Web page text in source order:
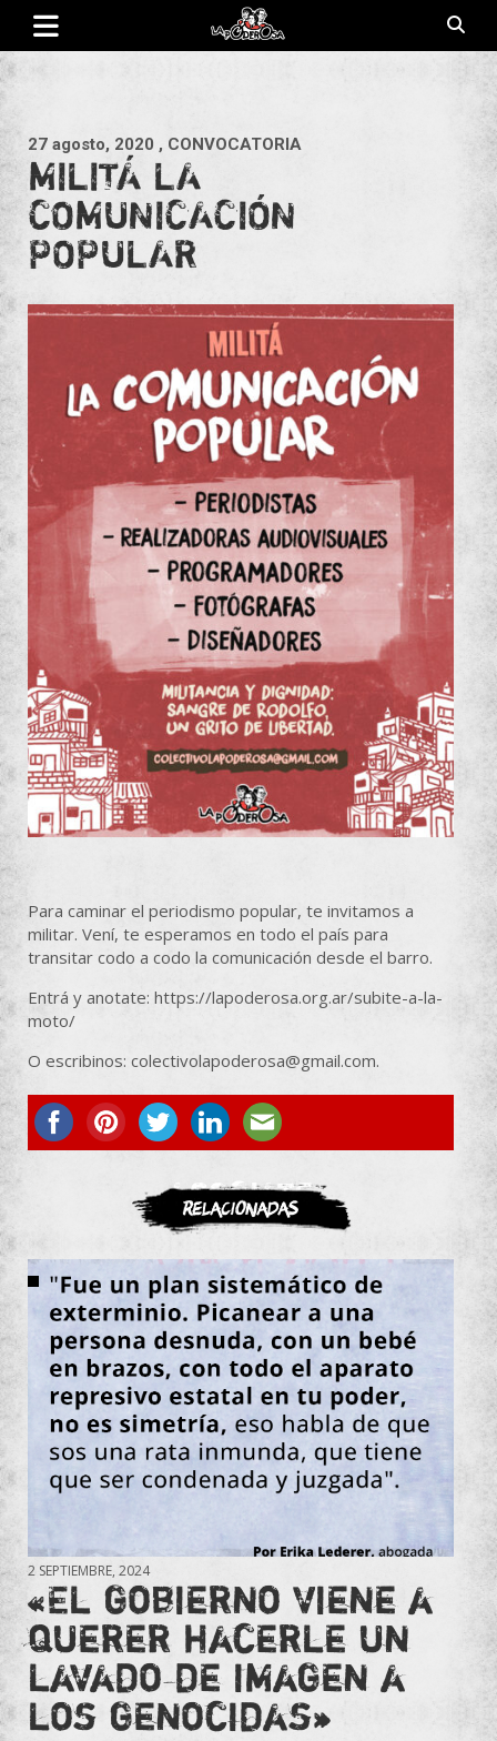
Saltar
contenido
27 agosto, 2020 , CONVOCATORIA
MILITÁ LA
COMUNICACIÓN
POPULAR
Para caminar el periodismo popular, te invitamos a
militar. Vení, te esperamos en todo el país para
transitar codo a codo la comunicación desde el barro.
Entrá y anotate: https://lapoderosa.org.ar/subite-a-la-
moto/
O escribinos: colectivolapoderosa@gmail.com.
ASOCIATE
Relacionadas
2 SEPTIEMBRE, 2024
«El gobierno viene a
querer hacerle un
lavado de imagen a
los genocidas»